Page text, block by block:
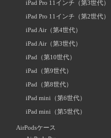
iPad Pro 11インチ（第3世代）
iPad Pro 11インチ（第2世代）
iPad Air（第4世代）
iPad Air（第3世代）
iPad（第10世代）
iPad（第9世代）
iPad（第8世代）
iPad mini（第6世代）
iPad mini（第5世代）
AirPodsケース